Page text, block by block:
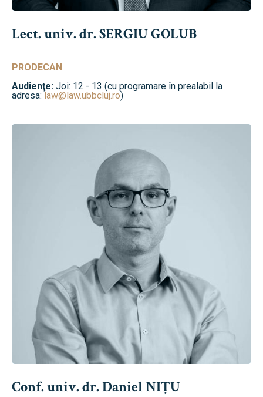
Lect. univ. dr. SERGIU GOLUB
PRODECAN
Audienţe: Joi: 12 - 13 (cu programare în prealabil la
adresa:law@law.ubbcluj.ro)
Conf. univ. dr. Daniel NIŢU